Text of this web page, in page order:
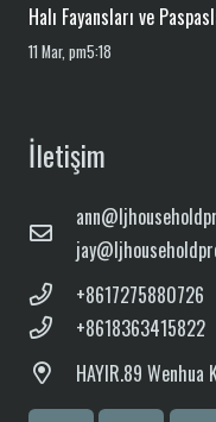
Halı Fayansları ve
11 Mar, pm5:18
İletişim
+8617275880726
+8618363415822
HAYIR.89 Wenhua